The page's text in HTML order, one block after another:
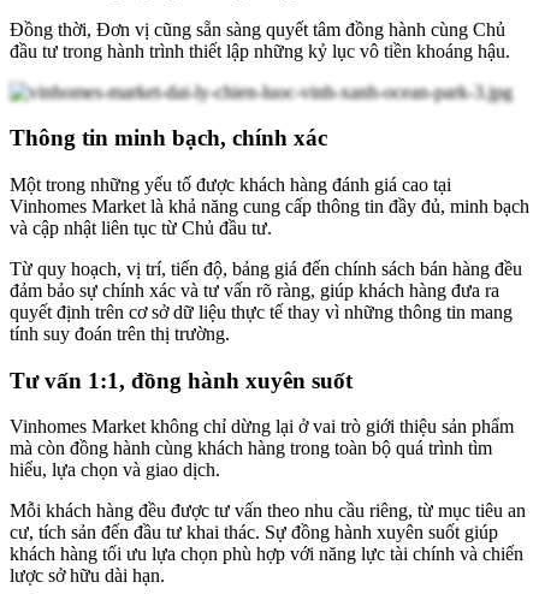
Đồng thời, Đơn vị cũng sẵn sàng quyết tâm đồng hành cùng Chủ
đầu tư trong hành trình thiết lập những kỷ lục vô tiền khoáng hậu.
Thông tin minh bạch, chính xác
Một trong những yếu tố được khách hàng đánh giá cao tại
Vinhomes Market là khả năng cung cấp thông tin đầy đủ, minh bạch
và cập nhật liên tục từ Chủ đầu tư.
Từ quy hoạch, vị trí, tiến độ, bảng giá đến chính sách bán hàng đều
đảm bảo sự chính xác và tư vấn rõ ràng, giúp khách hàng đưa ra
quyết định trên cơ sở dữ liệu thực tế thay vì những thông tin mang
tính suy đoán trên thị trường.
Tư vấn 1:1, đồng hành xuyên suốt
Vinhomes Market không chỉ dừng lại ở vai trò giới thiệu sản phẩm
mà còn đồng hành cùng khách hàng trong toàn bộ quá trình tìm
hiểu, lựa chọn và giao dịch.
Mỗi khách hàng đều được tư vấn theo nhu cầu riêng, từ mục tiêu an
cư, tích sản đến đầu tư khai thác. Sự đồng hành xuyên suốt giúp
khách hàng tối ưu lựa chọn phù hợp với năng lực tài chính và chiến
lược sở hữu dài hạn.